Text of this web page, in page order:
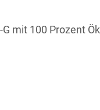
mit 100 Prozent